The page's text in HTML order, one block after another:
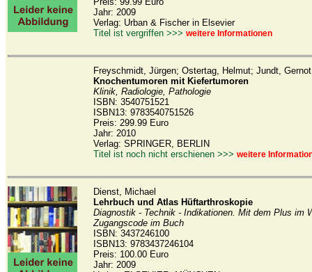
Jahr: 2009
Verlag: Urban & Fischer in Elsevier
Titel ist vergriffen >>> weitere Informationen
Freyschmidt, Jürgen; Ostertag, Helmut; Jundt, Gernot
Knochentumoren mit Kiefertumoren
Klinik, Radiologie, Pathologie
ISBN: 3540751521
ISBN13: 9783540751526
Preis: 299.99 Euro
Jahr: 2010
Verlag: SPRINGER, BERLIN
Titel ist noch nicht erschienen >>> weitere
Dienst, Michael
Lehrbuch und Atlas Hüftarthroskopie
Diagnostik - Technik - Indikationen. Mit dem Plus im
Zugangscode im Buch
ISBN: 3437246100
ISBN13: 9783437246104
Preis: 100.00 Euro
Jahr: 2009